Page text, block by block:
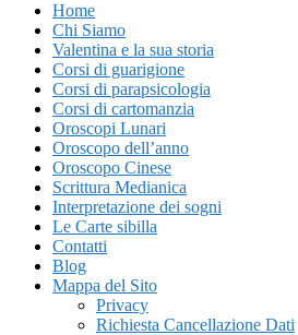
Home
Chi Siamo
Valentina e la sua storia
Corsi di guarigione
Corsi di parapsicologia
Corsi di cartomanzia
Oroscopi Lunari
Oroscopo dell’anno
Oroscopo Cinese
Scrittura Medianica
Interpretazione dei sogni
Le Carte sibilla
Contatti
Blog
Mappa del Sito
Privacy
Richiesta Cancellazione Dati